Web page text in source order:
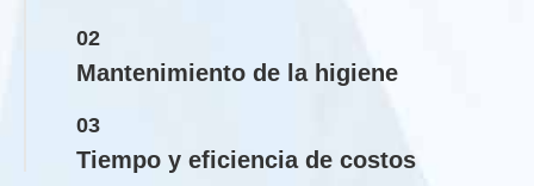
02
Mantenimiento de la higiene
03
Tiempo y eficiencia de costos